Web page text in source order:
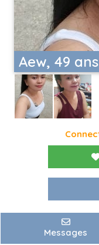
Aew, 49 ans
Messages